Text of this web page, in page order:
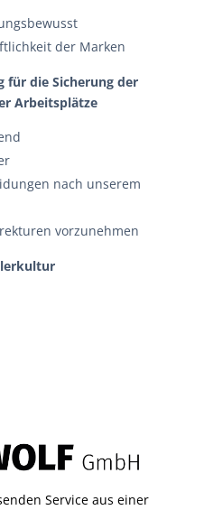
der Marken
für die Sicherung der
Arbeitsplätze
nach unserem
vorzunehmen
Service aus einer